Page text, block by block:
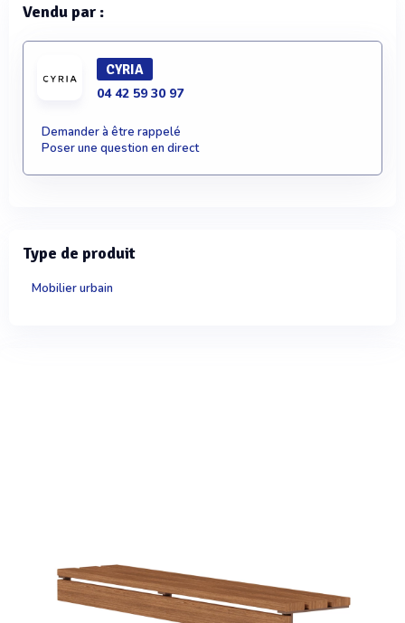
Vendu par :
CYRIA
04 42 59 30 97
Demander à être rappelé
Poser une question en direct
Type de produit
Mobilier urbain